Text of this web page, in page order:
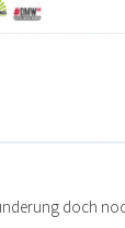
doch